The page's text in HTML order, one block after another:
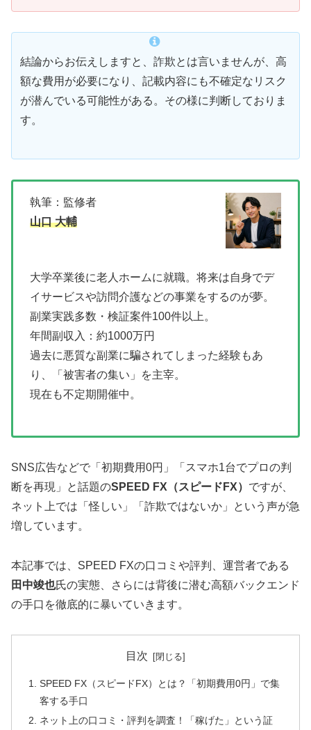
結論からお伝えしますと、詐欺とは言いませんが、高
額な費用が必要になり、記載内容にも不確定なリスク
が潜んでいる可能性がある。その様に判断しておりま
す。
執筆：監修者
山口 大輔
大学卒業後に老人ホームに就職。将来は自身でデ
イサービスや訪問介護などの事業をするのが夢。
副業実践多数・検証案件100件以上。
年間副収入：約1000万円
過去に悪質な副業に騙されてしまった経験もあ
り、「被害者の集い」を主宰。
現在も不定期開催中。
SNS広告などで「初期費用0円」「スマホ1台でプロの判
断を再現」と話題のSPEED FX（スピードFX） ですが、
ネット上では「怪しい」「詐欺ではないか」という声が急
増しています。
本記事では、SPEED FXの口コミや評判、運営者である
田中竣也氏の実態、さらには背後に潜む高額バックエンド
の手口を徹底的に暴いていきます。
目次
SPEED FX（スピードFX）とは？「初期費用0円」で集
客する手口
ネット上の口コミ・評判を調査！「稼げた」という証